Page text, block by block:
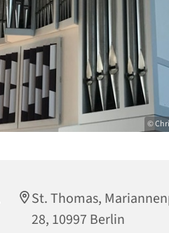
©
St. Thomas,
28, 10997 Berlin